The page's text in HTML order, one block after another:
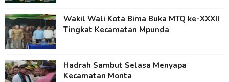
Wakil Wali Kota Bima Buka MTQ ke-XXXII
Tingkat Kecamatan Mpunda
Hadrah Sambut Selasa Menyapa
Kecamatan Monta